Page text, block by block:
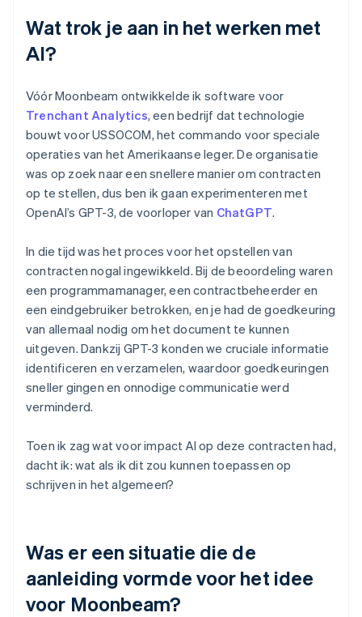
Wat trok je aan in het werken met
AI?
Vóór Moonbeam ontwikkelde ik software voor
Trenchant Analytics, een bedrijf dat technologie
bouwt voor USSOCOM, het commando voor speciale
operaties van het Amerikaanse leger. De organisatie
was op zoek naar een snellere manier om contracten
op te stellen, dus ben ik gaan experimenteren met
OpenAI’s GPT-3, de voorloper van ChatGPT.
In die tijd was het proces voor het opstellen van
contracten nogal ingewikkeld. Bij de beoordeling waren
een programmamanager, een contractbeheerder en
een eindgebruiker betrokken, en je had de goedkeuring
van allemaal nodig om het document te kunnen
uitgeven. Dankzij GPT-3 konden we cruciale informatie
identificeren en verzamelen, waardoor goedkeuringen
sneller gingen en onnodige communicatie werd
verminderd.
Toen ik zag wat voor impact AI op deze contracten had,
dacht ik: wat als ik dit zou kunnen toepassen op
schrijven in het algemeen?
Was er een situatie die de
aanleiding vormde voor het idee
voor Moonbeam?